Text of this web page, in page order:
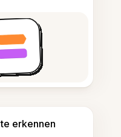
erkennen